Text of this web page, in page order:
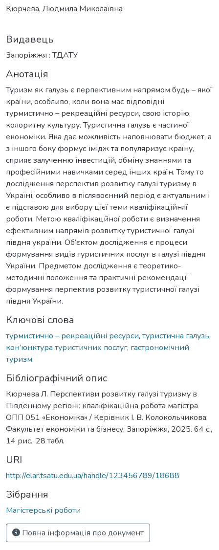
Кюрчева, Людмила Миколаївна
Видавець
Запоріжжя : ТДАТУ
Анотація
Туризм як галузь є перпективним напрямом будь – якої
країни, особливо, коли вона має відповідні
турмистично – рекреаційні ресурси, свою історію,
колоритну культуру. Туристична галузь є частиної
економіки. Яка дає можливість наповнювати бюджет, а
з іншого боку формує імідж та популяризує країну,
сприяє залученню інвестицій, обміну знаннями та
професійними навичками серед інших країн. Тому то
дослідження перспектив розвитку галузі туризму в
Україні, особливо в післявоєнний період є актуальним і
є підставою для вибору цієї теми кваліфікаційнлї
роботи. Метою кваліфікацйної роботи є визначення
ефективним напрямів розвитку туристичної галузі
півдня україни. Об’єктом дослідження є процеси
формування видів туристичних послуг в галузі півдня
України. Предметом дослідження є теоретико-
методичні положення та практичні рекомендації
формування перпектив розвитку туристичної галузі
півдня України.
Ключові слова
турмистично – рекреаційні ресурси, туристична галузь,
кон’юнктура туристичних послуг, гастрономічний
туризм
Бібліографічний опис
Кюрчева Л. Перспективи розвитку галузі туризму в
Південному регіоні: кваліфікаційна робота магістра
ОПП 051 «Економіка» / Керівник І. В. Колокольчикова;
Факультет економіки та бізнесу. Запоріжжя, 2025. 64 с.,
14 рис., 28 табл.
URI
http://elar.tsatu.edu.ua/handle/123456789/18688
Зібрання
Магістерські роботи
Повна інформація про документ